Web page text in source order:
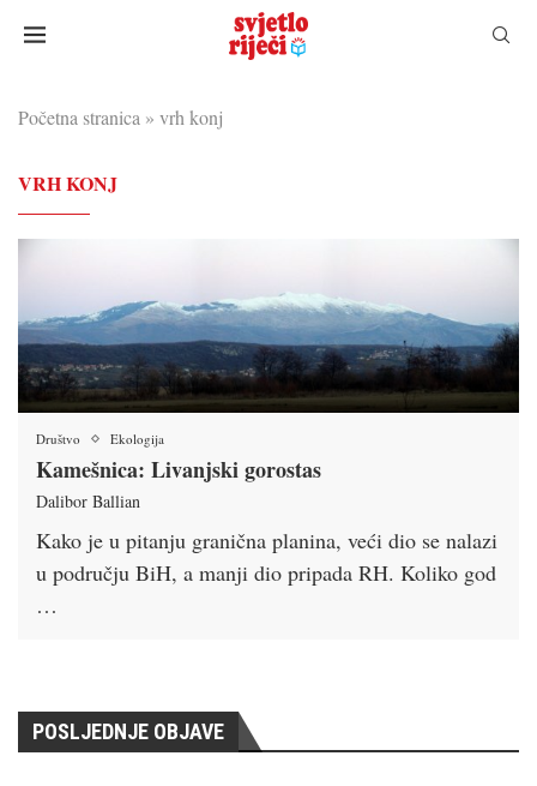
Početna stranica » vrh konj
VRH KONJ
Društvo Ekologija
Kamešnica: Livanjski gorostas
Dalibor Ballian
Kako je u pitanju granična planina, veći dio se nalazi
u području BiH, a manji dio pripada RH. Koliko god
…
POSLJEDNJE OBJAVE